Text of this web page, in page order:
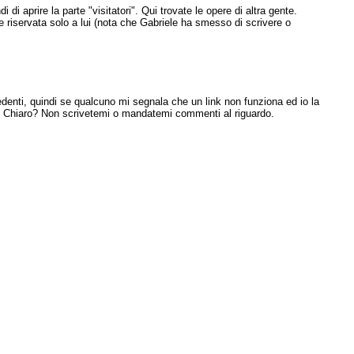
di aprire la parte "visitatori". Qui trovate le opere di altra gente.
solo a lui (nota che Gabriele ha smesso di scrivere o
quindi se qualcuno mi segnala che un link non funziona ed io la
. Chiaro? Non scrivetemi o mandatemi commenti al riguardo.